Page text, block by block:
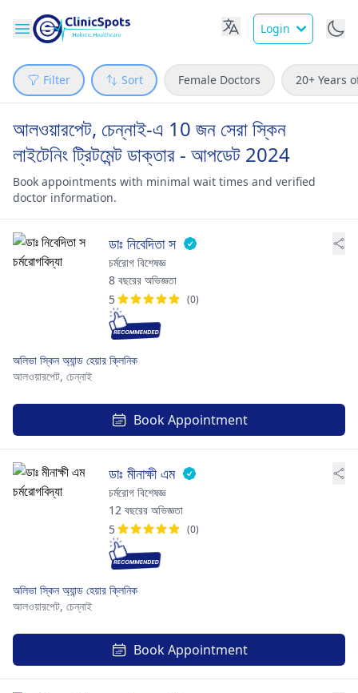
Login
Filter Sort Female Doctors 20+ Years
আলওয়ারপেট, চেন্নাই-এ 10 জন সেরা স্কিন
লাইটেনিং ট্রিটমেন্ট ডাক্তার - আপডেট 2024
Book appointments with minimal wait times and verified
doctor information.
ডাঃ নিবেদিতা স
চর্মরোগ বিশেষজ্ঞ
8 বছরের অভিজ্ঞতা
5
(0)
অলিভা স্কিন অ্যান্ড হেয়ার ক্লিনিক
আলওয়ারপেট, চেন্নাই
Book Appointment
ডাঃ মীনাক্ষী এম
চর্মরোগ বিশেষজ্ঞ
12 বছরের অভিজ্ঞতা
5
(0)
অলিভা স্কিন অ্যান্ড হেয়ার ক্লিনিক
আলওয়ারপেট, চেন্নাই
Book Appointment